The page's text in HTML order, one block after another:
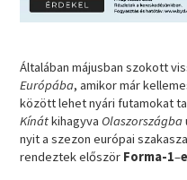
Általában májusban szokott
Európába, amikor már
között lehet nyári futamokat
Kínátkihagyva Olaszországba
nyit a szezon európai
rendeztek először Forma-1–